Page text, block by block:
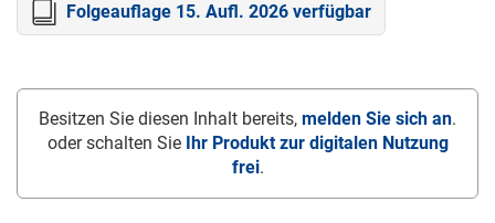
Folgeauflage 15. Aufl. 2026 verfügbar
Besitzen Sie diesen Inhalt bereits, melden Sie sich an.
oder schalten Sie
Ihr Produkt zur digitalen Nutzung
frei.